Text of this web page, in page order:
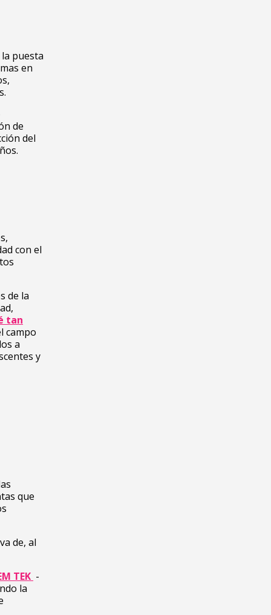
puesta
en
de
del
con el
de la
tan
campo
a
y
que
de, al
TEK -
la